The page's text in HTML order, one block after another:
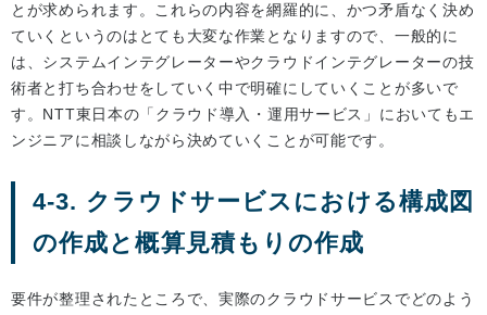
とが求められます。これらの内容を網羅的に、かつ矛盾なく決め
ていくというのはとても大変な作業となりますので、一般的に
は、システムインテグレーターやクラウドインテグレーターの技
術者と打ち合わせをしていく中で明確にしていくことが多いで
す。NTT東日本の「クラウド導入・運用サービス」においてもエ
ンジニアに相談しながら決めていくことが可能です。
4-3. クラウドサービスにおける構成図
の作成と概算見積もりの作成
要件が整理されたところで、実際のクラウドサービスでどのよう